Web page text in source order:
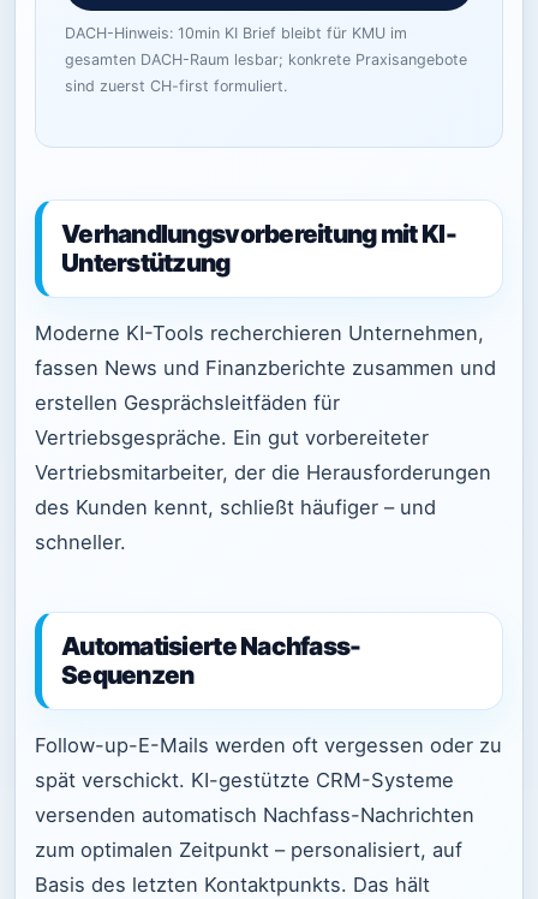
DACH-Hinweis: 10min KI Brief bleibt für KMU im
gesamten DACH-Raum lesbar; konkrete Praxisangebote
sind zuerst CH-first formuliert.
Verhandlungsvorbereitung mit KI-
Unterstützung
Moderne KI-Tools recherchieren Unternehmen,
fassen News und Finanzberichte zusammen und
erstellen Gesprächsleitfäden für
Vertriebsgespräche. Ein gut vorbereiteter
Vertriebsmitarbeiter, der die Herausforderungen
des Kunden kennt, schließt häufiger – und
schneller.
Automatisierte Nachfass-
Sequenzen
Follow-up-E-Mails werden oft vergessen oder zu
spät verschickt. KI-gestützte CRM-Systeme
versenden automatisch Nachfass-Nachrichten
zum optimalen Zeitpunkt – personalisiert, auf
Basis des letzten Kontaktpunkts. Das hält